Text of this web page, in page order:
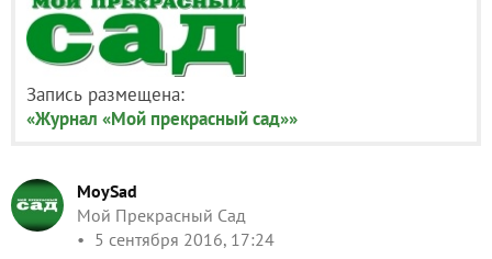
Запись размещена:
«Журнал «Мой прекрасный сад»»
MoySad
Мой Прекрасный Сад
5 сентября 2016, 17:24